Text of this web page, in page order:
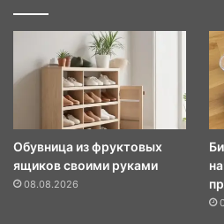
Обувница из фруктовых
ящиков своими руками
08.08.2026